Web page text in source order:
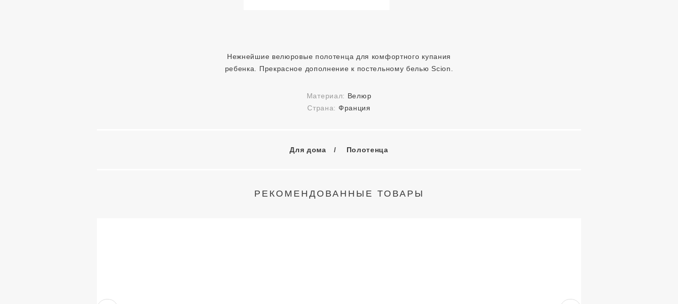
Нежнейшие велюровые полотенца для комфортного купания
ребенка. Прекрасное дополнение к постельному белью Scion.
Материал: Велюр
Страна: Франция
Для дома Полотенца
РЕКОМЕНДОВАННЫЕ ТОВАРЫ